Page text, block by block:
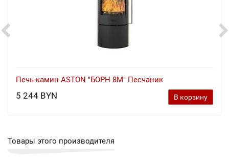
Печь-камин ASTON "БОРН 8М" Песчаник
5 244 BYN В корзину
Товары этого производителя